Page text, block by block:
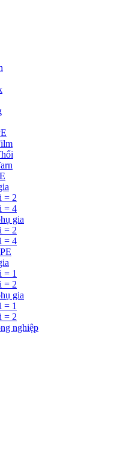
= 2
= 4
gia
= 2
= 4
= 1
= 2
gia
= 1
= 2
nghiệp